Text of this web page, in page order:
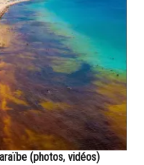
(photos, vidéos)